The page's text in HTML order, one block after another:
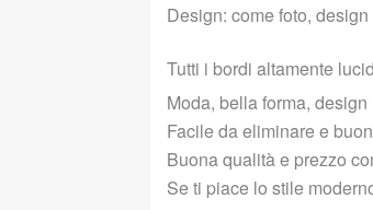
Design: come foto,
Tutti i bordi altamente
Moda, bella forma,
Facile da eliminare e
Buona qualità e prezzo
Se ti piace lo stile